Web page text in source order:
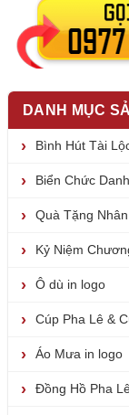
DANH MỤC
Bình Hút Tài
Biển Chức Danh
Quà Tặng
Kỷ Niệm
Ô dù in logo
Cúp Pha Lê &
Áo Mưa in logo
Đồng Hồ Pha